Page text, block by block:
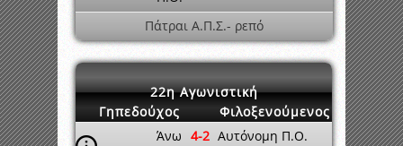
Πάτραι Α.Π.Σ.- ρεπό
22η Αγωνιστική
Γηπεδούχος
Φιλοξενούμενος
Άνω 4-2 Αυτόνομη Π.Ο.